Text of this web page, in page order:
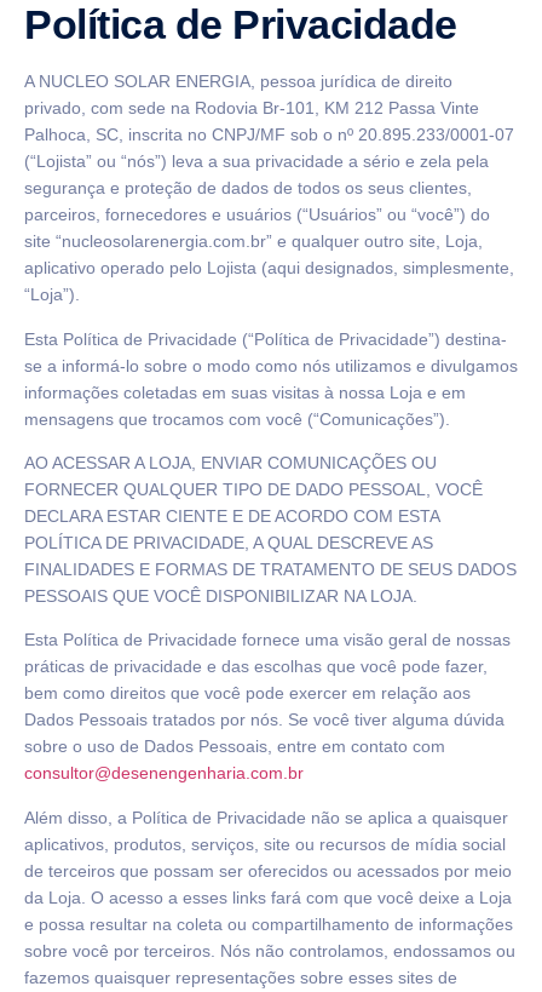
Política de Privacidade
A NUCLEO SOLAR ENERGIA, pessoa jurídica de direito
privado, com sede na Rodovia Br-101, KM 212 Passa Vinte
Palhoca, SC, inscrita no CNPJ/MF sob o nº 20.895.233/0001-07
(“Lojista” ou “nós”) leva a sua privacidade a sério e zela pela
segurança e proteção de dados de todos os seus clientes,
parceiros, fornecedores e usuários (“Usuários” ou “você”) do
site “nucleosolarenergia.com.br” e qualquer outro site, Loja,
aplicativo operado pelo Lojista (aqui designados, simplesmente,
“Loja”).
Esta Política de Privacidade (“Política de Privacidade”) destina-
se a informá-lo sobre o modo como nós utilizamos e divulgamos
informações coletadas em suas visitas à nossa Loja e em
mensagens que trocamos com você (“Comunicações”).
AO ACESSAR A LOJA, ENVIAR COMUNICAÇÕES OU
FORNECER QUALQUER TIPO DE DADO PESSOAL, VOCÊ
DECLARA ESTAR CIENTE E DE ACORDO COM ESTA
POLÍTICA DE PRIVACIDADE, A QUAL DESCREVE AS
FINALIDADES E FORMAS DE TRATAMENTO DE SEUS DADOS
PESSOAIS QUE VOCÊ DISPONIBILIZAR NA LOJA.
Esta Política de Privacidade fornece uma visão geral de nossas
práticas de privacidade e das escolhas que você pode fazer,
bem como direitos que você pode exercer em relação aos
Dados Pessoais tratados por nós. Se você tiver alguma dúvida
sobre o uso de Dados Pessoais, entre em contato com
consultor@desenengenharia.com.br
Além disso, a Política de Privacidade não se aplica a quaisquer
aplicativos, produtos, serviços, site ou recursos de mídia social
de terceiros que possam ser oferecidos ou acessados por meio
da Loja. O acesso a esses links fará com que você deixe a Loja
e possa resultar na coleta ou compartilhamento de informações
sobre você por terceiros. Nós não controlamos, endossamos ou
fazemos quaisquer representações sobre esses sites de